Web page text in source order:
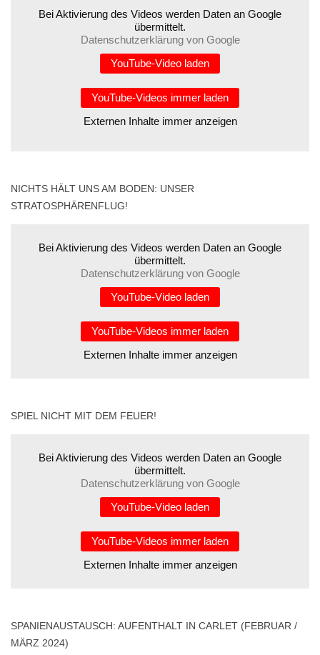
Bei Aktivierung des Videos werden Daten an Google
übermittelt.
Datenschutzerklärung von Google
YouTube-Video laden
YouTube-Videos immer laden
Externen Inhalte immer anzeigen
NICHTS HÄLT UNS AM BODEN: UNSER
STRATOSPHÄRENFLUG!
Bei Aktivierung des Videos werden Daten an Google
übermittelt.
Datenschutzerklärung von Google
YouTube-Video laden
YouTube-Videos immer laden
Externen Inhalte immer anzeigen
SPIEL NICHT MIT DEM FEUER!
Bei Aktivierung des Videos werden Daten an Google
übermittelt.
Datenschutzerklärung von Google
YouTube-Video laden
YouTube-Videos immer laden
Externen Inhalte immer anzeigen
SPANIENAUSTAUSCH: AUFENTHALT IN CARLET (FEBRUAR /
MÄRZ 2024)